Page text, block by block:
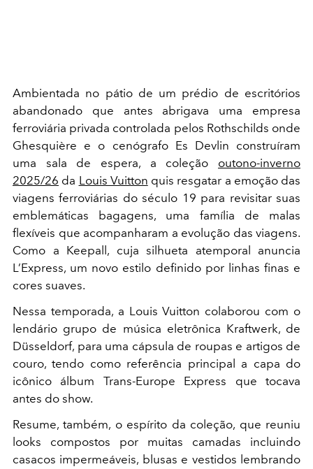
Ambientada no pátio de um prédio de escritórios
abandonado que antes abrigava uma empresa
ferroviária privada controlada pelos Rothschilds onde
Ghesquière e o cenógrafo Es Devlin construíram
uma sala de espera, a coleção outono-inverno
2025/26 da Louis Vuitton quis resgatar a emoção das
viagens ferroviárias do século 19 para revisitar suas
emblemáticas bagagens, uma família de malas
flexíveis que acompanharam a evolução das viagens.
Como a Keepall, cuja silhueta atemporal anuncia
L’Express, um novo estilo definido por linhas finas e
cores suaves.
Nessa temporada, a Louis Vuitton colaborou com o
lendário grupo de música eletrônica Kraftwerk, de
Düsseldorf, para uma cápsula de roupas e artigos de
couro, tendo como referência principal a capa do
icônico álbum Trans-Europe Express que tocava
antes do show.
Resume, também, o espírito da coleção, que reuniu
looks compostos por muitas camadas incluindo
casacos impermeáveis, blusas e vestidos lembrando